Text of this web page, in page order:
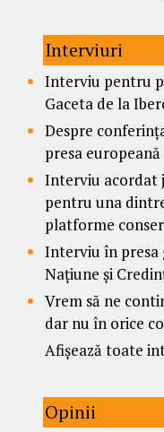
Interviuri
Interviu pentru
Gaceta de la
Despre
presa europeană
Interviu acordat
pentru una
platforme
Interviu în presa
Națiune și
Vrem să ne
dar nu în orice
Afișează toate
Opinii